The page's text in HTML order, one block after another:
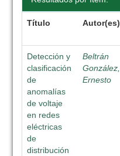
Título Autor(es)
Detección y
clasificación
de
anomalías
de voltaje
en redes
eléctricas
de
distribución
Beltrán
González,
Ernesto